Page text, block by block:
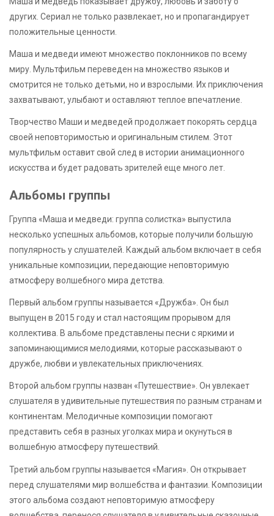
других. Сериал не только развлекает, но и пропагандирует
положительные ценности.
Маша и медведи имеют множество поклонников по всему
миру. Мультфильм переведен на множество языков и
смотрится не только детьми, но и взрослыми. Их приключения
захватывают, улыбают и оставляют теплое впечатление.
Творчество Маши и медведей продолжает покорять сердца
своей неповторимостью и оригинальным стилем. Этот
мультфильм оставит свой след в истории анимационного
искусства и будет радовать зрителей еще много лет.
Альбомы группы
Группа «Маша и медведи: группа солистка» выпустила
несколько успешных альбомов, которые получили большую
популярность у слушателей. Каждый альбом включает в себя
уникальные композиции, передающие неповторимую
атмосферу волшебного мира детства.
Первый альбом группы называется «Дружба». Он был
выпущен в 2015 году и стал настоящим прорывом для
коллектива. В альбоме представлены песни с яркими и
запоминающимися мелодиями, которые рассказывают о
дружбе, любви и увлекательных приключениях.
Второй альбом группы назван «Путешествие». Он увлекает
слушателя в удивительные путешествия по разным странам и
континентам. Мелодичные композиции помогают
представить себя в разных уголках мира и окунуться в
волшебную атмосферу путешествий.
Третий альбом группы называется «Магия». Он открывает
перед слушателями мир волшебства и фантазии. Композиции
этого альбома создают неповторимую атмосферу